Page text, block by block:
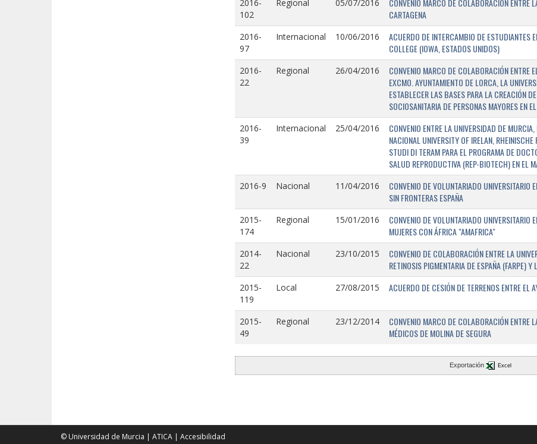
2016-
102
Regional 05/07/2016
CONVENIO MARCO DE COLABORACIÓN ENTRE
CARTAGENA
2016-
97
Internacional 10/06/2016
ACUERDO DE INTERCAMBIO DE ESTUDIANTES
COLLEGE (IOWA, ESTADOS UNIDOS)
2016-
22
Regional 26/04/2016
CONVENIO MARCO DE COLABORACIÓN ENTRE
EXCMO. AYUNTAMIENTO DE LORCA, LA
ESTABLECER LAS BASES PARA LA CREACIÓN
SOCIOSANITARIA DE PERSONAS MAYORES EN
2016-
39
Internacional 25/04/2016
CONVENIO ENTRE LA UNIVERSIDAD DE
NACIONAL UNIVERSITY OF IRELAN,
STUDI DI TERAM PARA EL PROGRAMA DE
SALUD REPRODUCTIVA (REP-BIOTECH) EN EL
2016-9 Nacional 11/04/2016
CONVENIO DE VOLUNTARIADO
SIN FRONTERAS ESPAÑA
2015-
174
Regional 15/01/2016
CONVENIO DE VOLUNTARIADO
MUJERES CON ÁFRICA "AMAFRICA"
2014-
22
Nacional 23/10/2015
CONVENIO DE COLABORACIÓN ENTRE LA
RETINOSIS PIGMENTARIA DE ESPAÑA (FARPE)
2015-
119
Local 27/08/2015 ACUERDO DE CESIÓN DE TERRENOS ENTRE
2015-
49
Regional 23/12/2014
CONVENIO MARCO DE COLABORACIÓN ENTRE
MÉDICOS DE MOLINA DE SEGURA
Exportación Excel
© Universidad de Murcia ATICA Accesibilidad